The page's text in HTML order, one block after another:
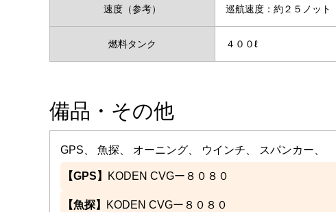
速度（参考） 巡航速度：約２５ノット
燃料タンク ４００ℓ
備品・その他
GPS、 魚探、 オーニング、 ウインチ、 スパンカー、
【GPS】 KODEN CVGー８０８０
【魚探】 KODEN CVGー８０８０